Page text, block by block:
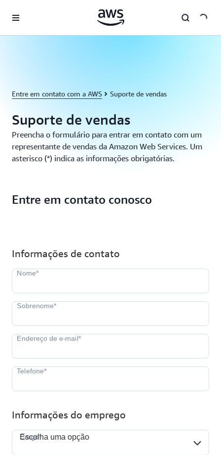
Pular para o conteúdo principal
Entre em contato com a AWS Suporte de vendas
Suporte de vendas
Preencha o formulário para entrar em contato com um
representante de vendas da Amazon Web Services. Um
asterisco (*) indica as informações obrigatórias.
Entre em contato conosco
Informações de contato
Informações do emprego
Cargo*
Escolha uma opção